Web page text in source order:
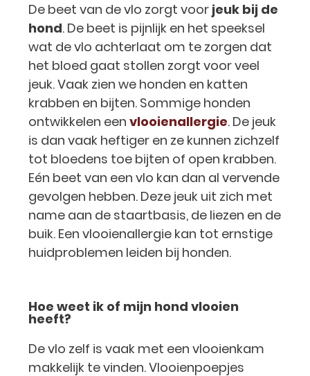
De beet van de vlo zorgt voor jeuk bij de
hond. De beet is pijnlijk en het speeksel
wat de vlo achterlaat om te zorgen dat
het bloed gaat stollen zorgt voor veel
jeuk. Vaak zien we honden en katten
krabben en bijten. Sommige honden
ontwikkelen een vlooienallergie. De jeuk
is dan vaak heftiger en ze kunnen zichzelf
tot bloedens toe bijten of open krabben.
Eén beet van een vlo kan dan al vervende
gevolgen hebben. Deze jeuk uit zich met
name aan de staartbasis, de liezen en de
buik. Een vlooienallergie kan tot ernstige
huidproblemen leiden bij honden.
Hoe weet ik of mijn hond vlooien
heeft?
De vlo zelf is vaak met een vlooienkam
makkelijk te vinden. Vlooienpoepjes